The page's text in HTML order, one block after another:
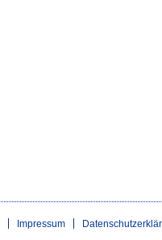
Impressum